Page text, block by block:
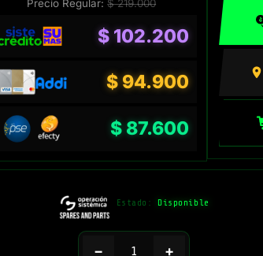
Precio Regular:$219.000
$102.200
$94.900
$87.600
Estado: Disponible
− +